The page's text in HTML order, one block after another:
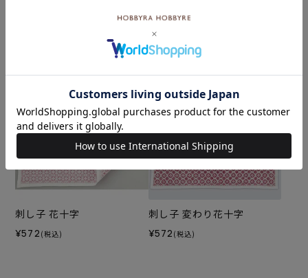
刺し子 霰亀甲（アラレキッ
コウ）
¥572 (税込)
刺し子 花十字
¥572 (税込)
刺し子 変わり花十字
¥572 (税込)